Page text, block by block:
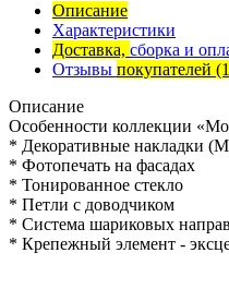
Описание
Характеристики
Доставка, сборка и
Отзывы покупателей
Описание
Особенности коллекции
* Декоративные накладки
* Фотопечать на фасадах
* Тонированное стекло
* Петли с доводчиком
* Система шариковых
* Крепежный элемент -